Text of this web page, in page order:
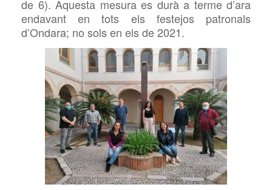
de 6). Aquesta mesura es durà a terme d’ara
endavant en tots els festejos patronals
d’Ondara; no sols en els de 2021.